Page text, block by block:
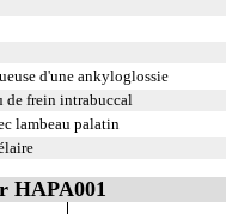
d'une ankyloglossie
de frein intrabuccal
lambeau palatin
HAPA001